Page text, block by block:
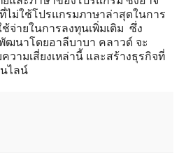
ม่ใช้โปรแกรมภาษาล่าสุดในการ
จ่ายในการลงทุนเพิ่มเติม ซึ่ง
ฒนาโดยอาลีบาบา คลาวด์ จะ
วามเสี่ยงเหล่านี้ และสร้างธุรกิจที่
ไลน์